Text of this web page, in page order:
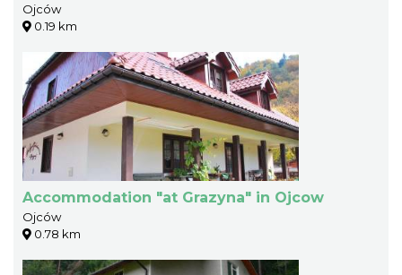
Ojców
0.19 km
Accommodation "at Grazyna" in Ojcow
Ojców
0.78 km